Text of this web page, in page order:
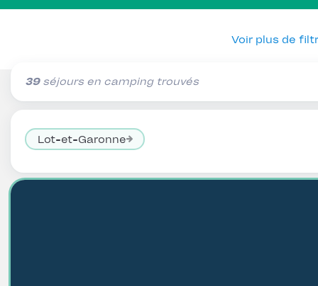
Voir plus de
39séjours en camping trouvés
Lot-et-Garonne